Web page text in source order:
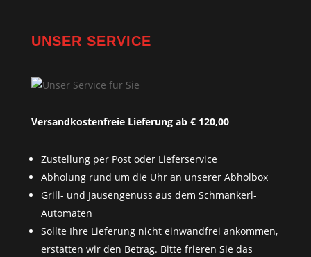
UNSER SERVICE
Versandkostenfreie Lieferung ab € 120,00
Zustellung per Post oder Lieferservice
Abholung rund um die Uhr an unserer Abholbox
Grill- und Jausengenuss aus dem Schmankerl-
Automaten
Sollte Ihre Lieferung nicht einwandfrei ankommen,
erstatten wir den Betrag. Bitte frieren Sie das